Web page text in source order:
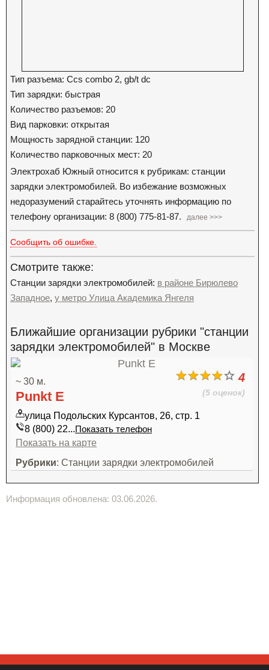
Тип разъема: Ccs combo 2, gb/t dc
Тип зарядки: быстрая
Количество разъемов: 20
Вид парковки: открытая
Мощность зарядной станции: 120
Количество парковочных мест: 20
Электрохаб Южный относится к рубрикам: станции
зарядки электромобилей. Во избежание возможных
недоразумений старайтесь уточнять информацию по
телефону организации: 8 (800) 775-81-87.
далее >>>
Сообщить об ошибке.
Смотрите также:
Станции зарядки электромобилей: в районе Бирюлево
Западное, у метро Улица Академика Янгеля
Ближайшие организации рубрики "станции
зарядки электромобилей" в Москве
4
(5 оценок)
~ 30 м.
Punkt E
улица Подольских Курсантов, 26, стр. 1
8 (800) 22...Показать телефон
Показать на карте
Рубрики: Станции зарядки электромобилей
Информация обновлена: 03.06.2026.